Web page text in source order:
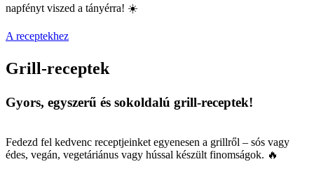
napfényt viszed a tányérra! ☀️
A receptekhez
Grill-receptek
Gyors, egyszerű és sokoldalú grill-receptek!
Fedezd fel kedvenc receptjeinket egyenesen a grillről – sós vagy
édes, vegán, vegetáriánus vagy hússal készült finomságok. 🔥